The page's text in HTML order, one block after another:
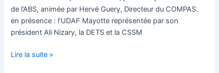
de l’ABS, animée par Hervé Guery, Directeur du COMPAS.
en présence : l’UDAF Mayotte représentée par son
président Ali Nizary, la DETS et la CSSM
Lire la suite »